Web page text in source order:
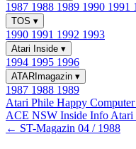
1987 1988 1989 1990 1991
TOS ▾
1990 1991 1992 1993
Atari Inside ▾
1994 1995 1996
ATARImagazin ▾
1987 1988 1989
Atari Phile Happy Computer
ACE NSW Inside Info Atari
← ST-Magazin 04 / 1988